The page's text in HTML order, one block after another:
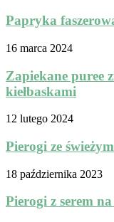
Papryka
16 marca 2024
Zapiekane puree
kiełbaskami
12 lutego 2024
Pierogi ze
18 października 2023
Pierogi z serem na